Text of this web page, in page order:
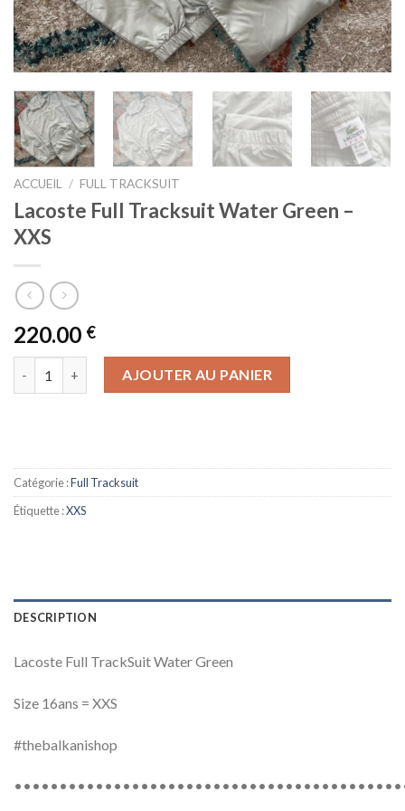
ACCUEIL / FULL TRACKSUIT
Lacoste Full Tracksuit Water Green –
XXS
220.00 €
quantité de Lacoste Full Tracksuit Water Green - XXS
AJOUTER AU PANIER
Catégorie :Full Tracksuit
Étiquette :XXS
DESCRIPTION
Lacoste Full TrackSuit Water Green
Size 16ans = XXS
#thebalkanishop